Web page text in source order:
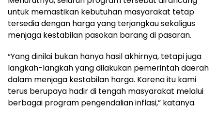
untuk memastikan kebutuhan masyarakat tetap
tersedia dengan harga yang terjangkau sekaligus
menjaga kestabilan pasokan barang di pasaran.
“Yang dinilai bukan hanya hasil akhirnya, tetapi juga
langkah-langkah yang dilakukan pemerintah daerah
dalam menjaga kestabilan harga. Karena itu kami
terus berupaya hadir di tengah masyarakat melalui
berbagai program pengendalian inflasi,” katanya.